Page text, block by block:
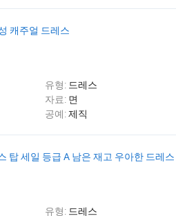
캐주얼 드레스
유형: 드레스
자료: 면
공예:제직
탑 세일 등급 A 남은 재고 우아한 드레스
유형: 드레스